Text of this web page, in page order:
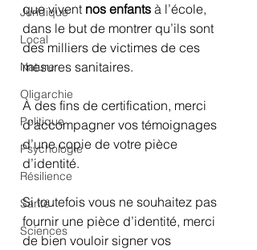
Juridique
Local
Nature
Oligarchie
Politique
Psychologie
Résilience
Santé
Sciences
que vivent nos enfants à l’école,
dans le but de montrer qu’ils sont
des milliers de victimes de ces
mesures sanitaires.
À des fins de certification, merci
d’accompagner vos témoignages
d’une copie de votre pièce
d’identité.
Si toutefois vous ne souhaitez pas
fournir une pièce d’identité, merci
de bien vouloir signer vos